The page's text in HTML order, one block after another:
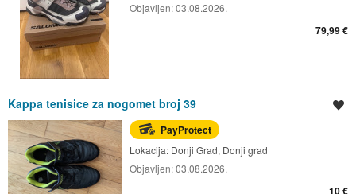
Objavljen:03.08.2026.
79,99 €
Kappa tenisice za nogomet broj 39
PayProtect
Lokacija: Donji Grad, Donji grad
Objavljen:03.08.2026.
10 €